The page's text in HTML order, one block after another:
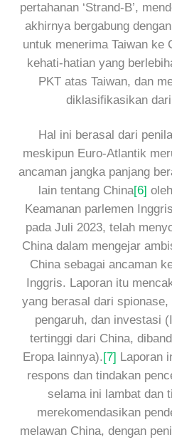
pertahanan ‘Strand-B’,
akhirnya bergabung
untuk menerima Taiwan ke
kehati-hatian yang
PKT atas Taiwan, dan
diklasifikasikan
Hal ini berasal dari
meskipun Euro-Atlantik
ancaman jangka panjang
lain tentang China[6]
Keamanan parlemen
pada Juli 2023, telah
China dalam mengejar
China sebagai ancaman
Inggris. Laporan itu
yang berasal dari
pengaruh, dan investasi
tertinggi dari China,
Eropa lainnya).[7] Laporan
respons dan tindakan
selama ini lambat dan
merekomendasikan
melawan China, dengan